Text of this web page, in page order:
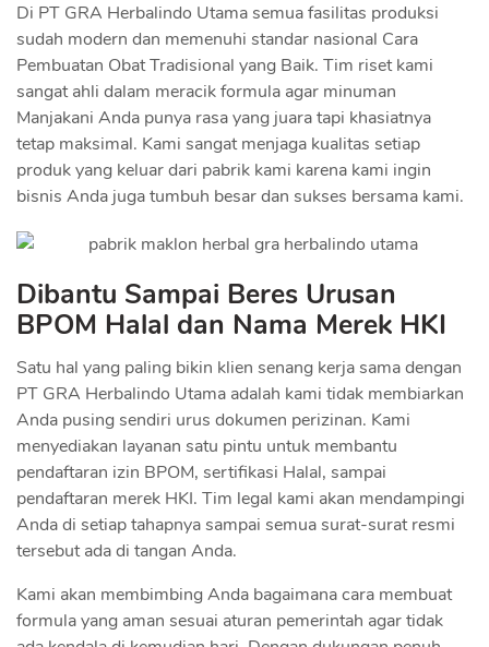
Di PT GRA Herbalindo Utama semua fasilitas produksi
sudah modern dan memenuhi standar nasional Cara
Pembuatan Obat Tradisional yang Baik. Tim riset kami
sangat ahli dalam meracik formula agar minuman
Manjakani Anda punya rasa yang juara tapi khasiatnya
tetap maksimal. Kami sangat menjaga kualitas setiap
produk yang keluar dari pabrik kami karena kami ingin
bisnis Anda juga tumbuh besar dan sukses bersama kami.
Dibantu Sampai Beres Urusan
BPOM Halal dan Nama Merek HKI
Satu hal yang paling bikin klien senang kerja sama dengan
PT GRA Herbalindo Utama adalah kami tidak membiarkan
Anda pusing sendiri urus dokumen perizinan. Kami
menyediakan layanan satu pintu untuk membantu
pendaftaran izin BPOM, sertifikasi Halal, sampai
pendaftaran merek HKI. Tim legal kami akan mendampingi
Anda di setiap tahapnya sampai semua surat-surat resmi
tersebut ada di tangan Anda.
Kami akan membimbing Anda bagaimana cara membuat
formula yang aman sesuai aturan pemerintah agar tidak